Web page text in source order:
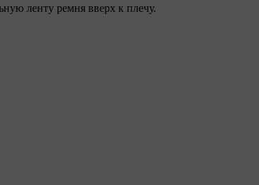
ленту ремня вверх к плечу.